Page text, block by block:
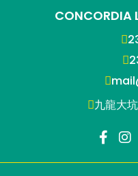
CONCORDIA
九龍大